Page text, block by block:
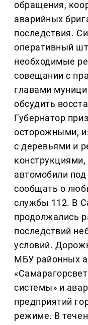
обращения,
аварийных
последствия.
оперативный
необходимые
совещании с
главами
обсудить
Губернатор
осторожными,
с деревьями и
автомобили
сообщать о
службы 112. В
продолжались
последствий
условий.
МБУ районных
системы» и
предприятий
режиме. В